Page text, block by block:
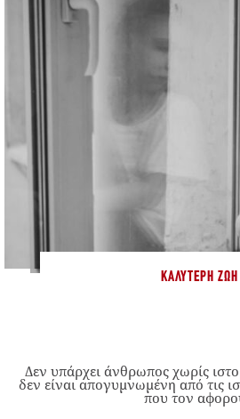
ΚΑΛΎΤΕΡΗ ΖΩΉ
Δεν υπάρχει άνθρωπος χωρίς
δεν είναι απογυμνωμένη από τις
που τον